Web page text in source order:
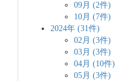
09月 (2件)
10月 (7件)
2024年 (31件)
02月 (3件)
03月 (3件)
04月 (10件)
05月 (3件)